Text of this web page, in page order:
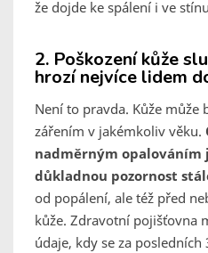
že dojde ke spálení i ve
2. Poškození kůže
hrozí nejvíce lidem
Není to pravda. Kůže může
zářením v jakémkoliv věku.
nadměrným opalováním
důkladnou pozornost
od popálení, ale též před
kůže. Zdravotní pojišťovna
údaje, kdy se za